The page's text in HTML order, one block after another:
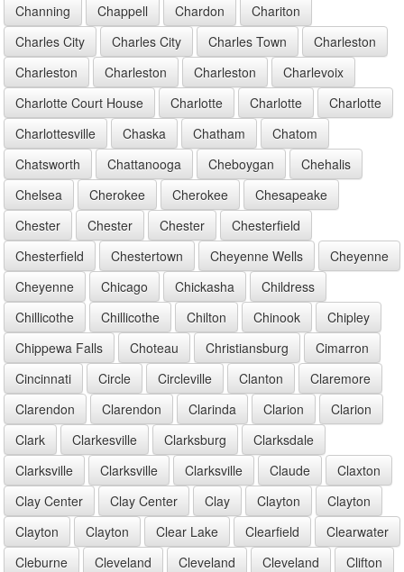
Channing
Chappell Chardon
Chariton
Charles City
Charles City Charles Town
Charleston
Charleston
Charleston Charleston
Charlevoix
Charlotte Court House
Charlotte Charlotte
Charlotte
Charlottesville
Chaska Chatham
Chatom
Chatsworth
Chattanooga Cheboygan
Chehalis
Chelsea
Cherokee Cherokee
Chesapeake
Chester
Chester Chester
Chesterfield
Chesterfield
Chestertown Cheyenne Wells
Cheyenne
Cheyenne
Chicago Chickasha
Childress
Chillicothe
Chillicothe Chilton Chinook
Chipley
Chippewa Falls
Choteau Christiansburg
Cimarron
Cincinnati
Circle Circleville Clanton
Claremore
Clarendon
Clarendon Clarinda Clarion
Clarion
Clark
Clarkesville Clarksburg
Clarksdale
Clarksville
Clarksville Clarksville Claude
Claxton
Clay Center
Clay Center Clay Clayton
Clayton
Clayton
Clayton Clear Lake Clearfield
Clearwater
Cleburne
Cleveland Cleveland Cleveland
Clifton